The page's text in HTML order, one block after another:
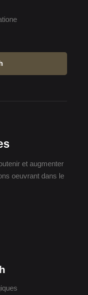
et augmenter
oeuvrant dans le